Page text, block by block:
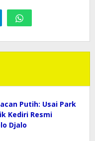
Putih: Usai Park
Kediri Resmi
Djalo